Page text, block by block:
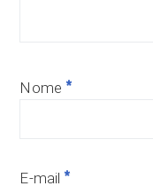
Nome *
E-mail *